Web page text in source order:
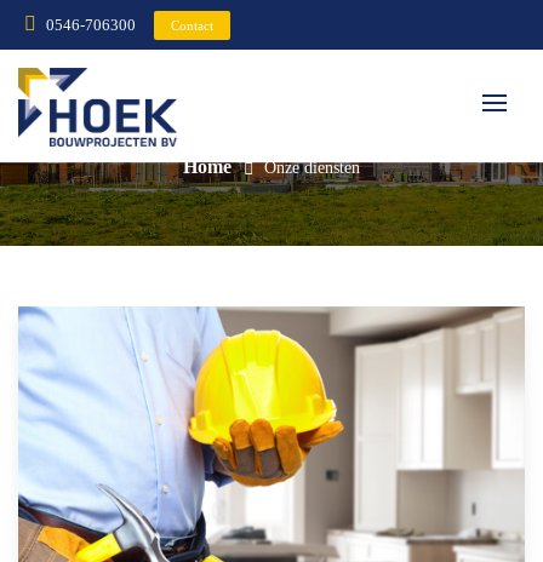
0546-706300 Contact
Onze diensten
Home Onze diensten